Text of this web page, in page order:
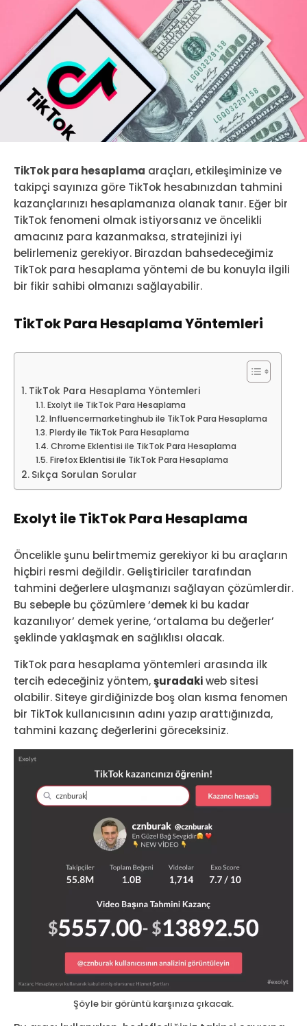
TikTok para hesaplama araçları, etkileşiminize ve
takipçi sayınıza göre TikTok hesabınızdan tahmini
kazançlarınızı hesaplamanıza olanak tanır. Eğer bir
TikTok fenomeni olmak istiyorsanız ve öncelikli
amacınız para kazanmaksa, stratejinizi iyi
belirlemeniz gerekiyor. Birazdan bahsedeceğimiz
TikTok para hesaplama yöntemi de bu konuyla ilgili
bir fikir sahibi olmanızı sağlayabilir.
TikTok Para Hesaplama Yöntemleri
TikTok Para Hesaplama Yöntemleri
Exolyt ile TikTok Para Hesaplama
Influencermarketinghub ile TikTok Para Hesaplama
Plerdy ile TikTok Para Hesaplama
Chrome Eklentisi ile TikTok Para Hesaplama
Firefox Eklentisi ile TikTok Para Hesaplama
Sıkça Sorulan Sorular
Exolyt ile TikTok Para Hesaplama
Öncelikle şunu belirtmemiz gerekiyor ki bu araçların
hiçbiri resmi değildir. Geliştiriciler tarafından
tahmini değerlere ulaşmanızı sağlayan çözümlerdir.
Bu sebeple bu çözümlere ‘demek ki bu kadar
kazanılıyor’ demek yerine, ‘ortalama bu değerler’
şeklinde yaklaşmak en sağlıklısı olacak.
TikTok para hesaplama yöntemleri arasında ilk
tercih edeceğiniz yöntem,şuradakiweb sitesi
olabilir. Siteye girdiğinizde boş olan kısma fenomen
bir TikTok kullanıcısının adını yazıp arattığınızda,
tahmini kazanç değerlerini göreceksiniz.
Şöyle bir görüntü karşınıza çıkacak.